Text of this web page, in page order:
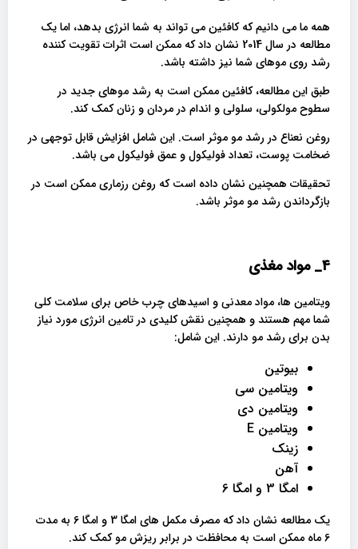
همه ما می دانیم که کافئین می تواند به شما انرژی بدهد، اما یک
مطالعه در سال 2014 نشان داد که ممکن است اثرات تقویت کننده
رشد روی موهای شما نیز داشته باشد.
طبق این مطالعه، کافئین ممکن است به رشد موهای جدید در
سطوح مولکولی، سلولی و اندام در مردان و زنان کمک کند.
روغن نعناع در رشد مو موثر است. این شامل افزایش قابل توجهی در
ضخامت پوست، تعداد فولیکول و عمق فولیکول می باشد.
تحقیقات همچنین نشان داده است که روغن رزماری ممکن است در
بازگرداندن رشد مو موثر باشد.
4_ مواد مغذی
ویتامین ها، مواد معدنی و اسیدهای چرب خاص برای سلامت کلی
شما مهم هستند و همچنین نقش کلیدی در تامین انرژی مورد نیاز
بدن برای رشد مو دارند. این شامل:
بیوتین
ویتامین سی
ویتامین دی
ویتامین E
زینک
آهن
امگا 3 و امگا 6
یک مطالعه نشان داد که مصرف مکمل های امگا 3 و امگا 6 به مدت
6 ماه ممکن است به محافظت در برابر ریزش مو کمک کند.